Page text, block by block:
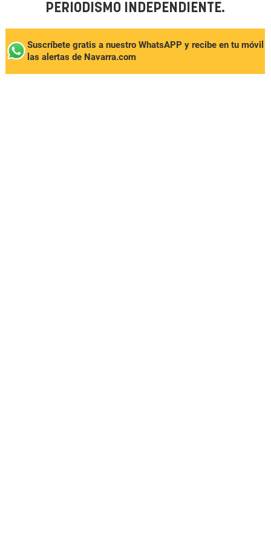
PERIODISMO INDEPENDIENTE.
Suscríbete gratis a nuestro WhatsAPP y recibe en tu móvil
las alertas de Navarra.com